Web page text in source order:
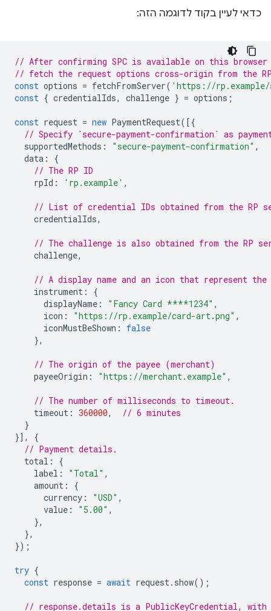
כדאי לעיין בקוד לדוגמה הזה:
// After confirming SPC is available on this
// fetch the request options cross-origin from the
const options = fetchFromServer( 'https://rp.example/
const { credentialIds, challenge } = options ;
const request = new PaymentRequest([{
// Specify `secure-payment-confirmation` as
supportedMethods : "secure-payment-confirmation" ,
data :
{
// The RP ID
rpId : 'rp.example' ,
// List of credential IDs obtained from the RP
credentialIds,
// The challenge is also obtained from the RP
challenge,
// A display name and an icon that represent the
instrument :
{
displayName : "Fancy Card ****1234" ,
icon : "https://rp.example/card-art.png" ,
iconMustBeShown :
false
},
// The origin of the payee (merchant)
payeeOrigin : "https://merchant.example" ,
// The number of milliseconds to timeout.
timeout : 360000,
// 6 minutes
}
}],
{
// Payment details.
total :
{
label : "Total" ,
amount :
{
currency : "USD" ,
value : "5.00" ,
},
},
});
try {
const response = await request. show();
// response.details is a PublicKeyCredential, with